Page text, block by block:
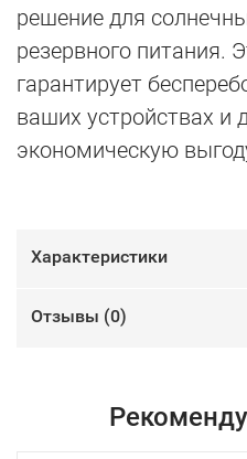
решение для
резервного питания.
гарантирует
ваших устройствах и
экономическую
Характеристики
Отзывы (0)